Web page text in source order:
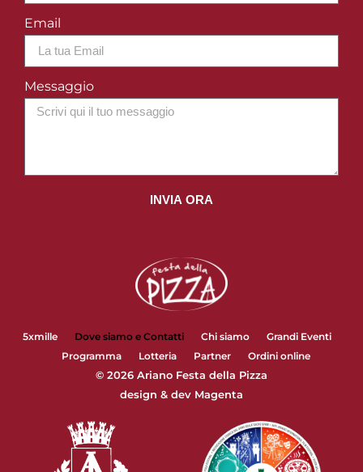
Email
Messaggio
INVIA ORA
5xmille Dove siamo e Contatti Chi siamo
Grandi Eventi
Programma
Lotteria Partner Ordini online
© 2026 Ariano Festa della Pizza
design & dev Magenta